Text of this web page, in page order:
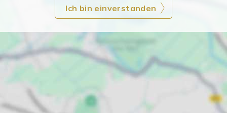
Ich bin einverstanden